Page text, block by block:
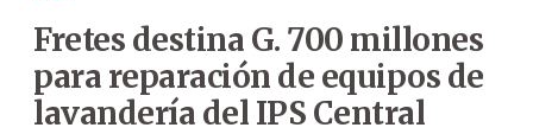
Fretes destina G. 700 millones
para reparación de equipos de
lavandería del IPS Central